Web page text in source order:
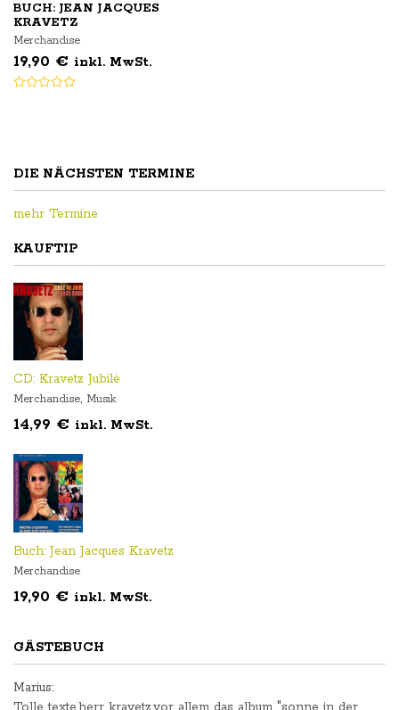
BUCH: JEAN JACQUES
KRAVETZ
Merchandise
19,90 € inkl. MwSt.
DIE NÄCHSTEN TERMINE
mehr Termine
KAUFTIP
CD: Kravetz Jubilè
Merchandise, Musik
14,99 € inkl. MwSt.
Buch: Jean Jacques Kravetz
Merchandise
19,90 € inkl. MwSt.
GÄSTEBUCH
Marius: